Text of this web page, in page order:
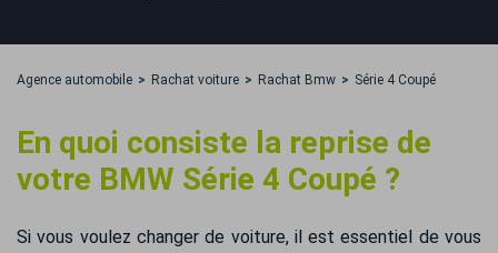
Agence automobile Rachat voiture Rachat Bmw Série 4 Coupé
En quoi consiste la reprise de
votre BMW Série 4 Coupé ?
Si vous voulez changer de voiture, il est essentiel de vous